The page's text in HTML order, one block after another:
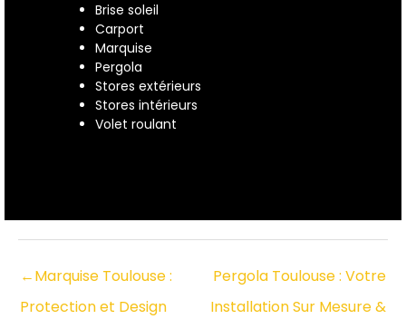
Brise soleil
Carport
Marquise
Pergola
Stores extérieurs
Stores intérieurs
Volet roulant
←Marquise Toulouse :
Protection et Design
Pergola Toulouse : Votre
Installation Sur Mesure &